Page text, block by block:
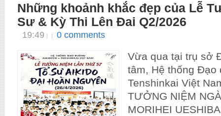
Những khoảnh khắc đẹp của Lễ
Sư & Kỳ Thi Lên Đai Q2/2026
19:49 0 comments
Vừa qua tại trụ sở
tâm, Hệ thống Đạo
Tenshinkai Việt
TƯỞNG NIỆM
MORIHEI